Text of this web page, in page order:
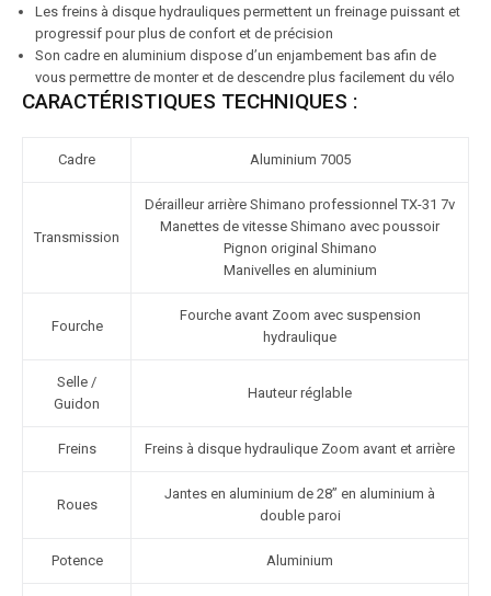
Les freins à disque hydrauliques permettent un freinage puissant et
progressif pour plus de confort et de précision
Son cadre en aluminium dispose d’un enjambement bas afin de
vous permettre de monter et de descendre plus facilement du vélo
CARACTÉRISTIQUES TECHNIQUES :
Cadre Aluminium 7005
Transmission
Dérailleur arrière Shimano professionnel TX-31 7v
Manettes de vitesse Shimano avec poussoir
Pignon original Shimano
Manivelles en aluminium
Fourche
Fourche avant Zoom avec suspension
hydraulique
Selle /
Guidon
Hauteur réglable
Freins Freins à disque hydraulique Zoom avant et arrière
Roues
Jantes en aluminium de 28” en aluminium à
double paroi
Potence Aluminium